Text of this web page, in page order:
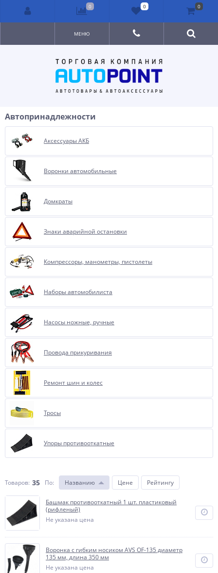
МЕНЮ
Автопринадлежности
Аксессуары АКБ
Воронки автомобильные
Домкраты
Знаки аварийной остановки
Компрессоры, манометры, пистолеты
Наборы автомобилиста
Насосы ножные, ручные
Провода прикуривания
Ремонт шин и колес
Тросы
Упоры противооткатные
Товаров: 35 По: Названию Цене Рейтингу
Башмак противооткатный 1 шт. пластиковый
(рифленый)
Не указана цена
Воронка с гибким носиком AVS OF-135 диаметр
135 мм, длина 350 мм
Не указана цена
0 0 0